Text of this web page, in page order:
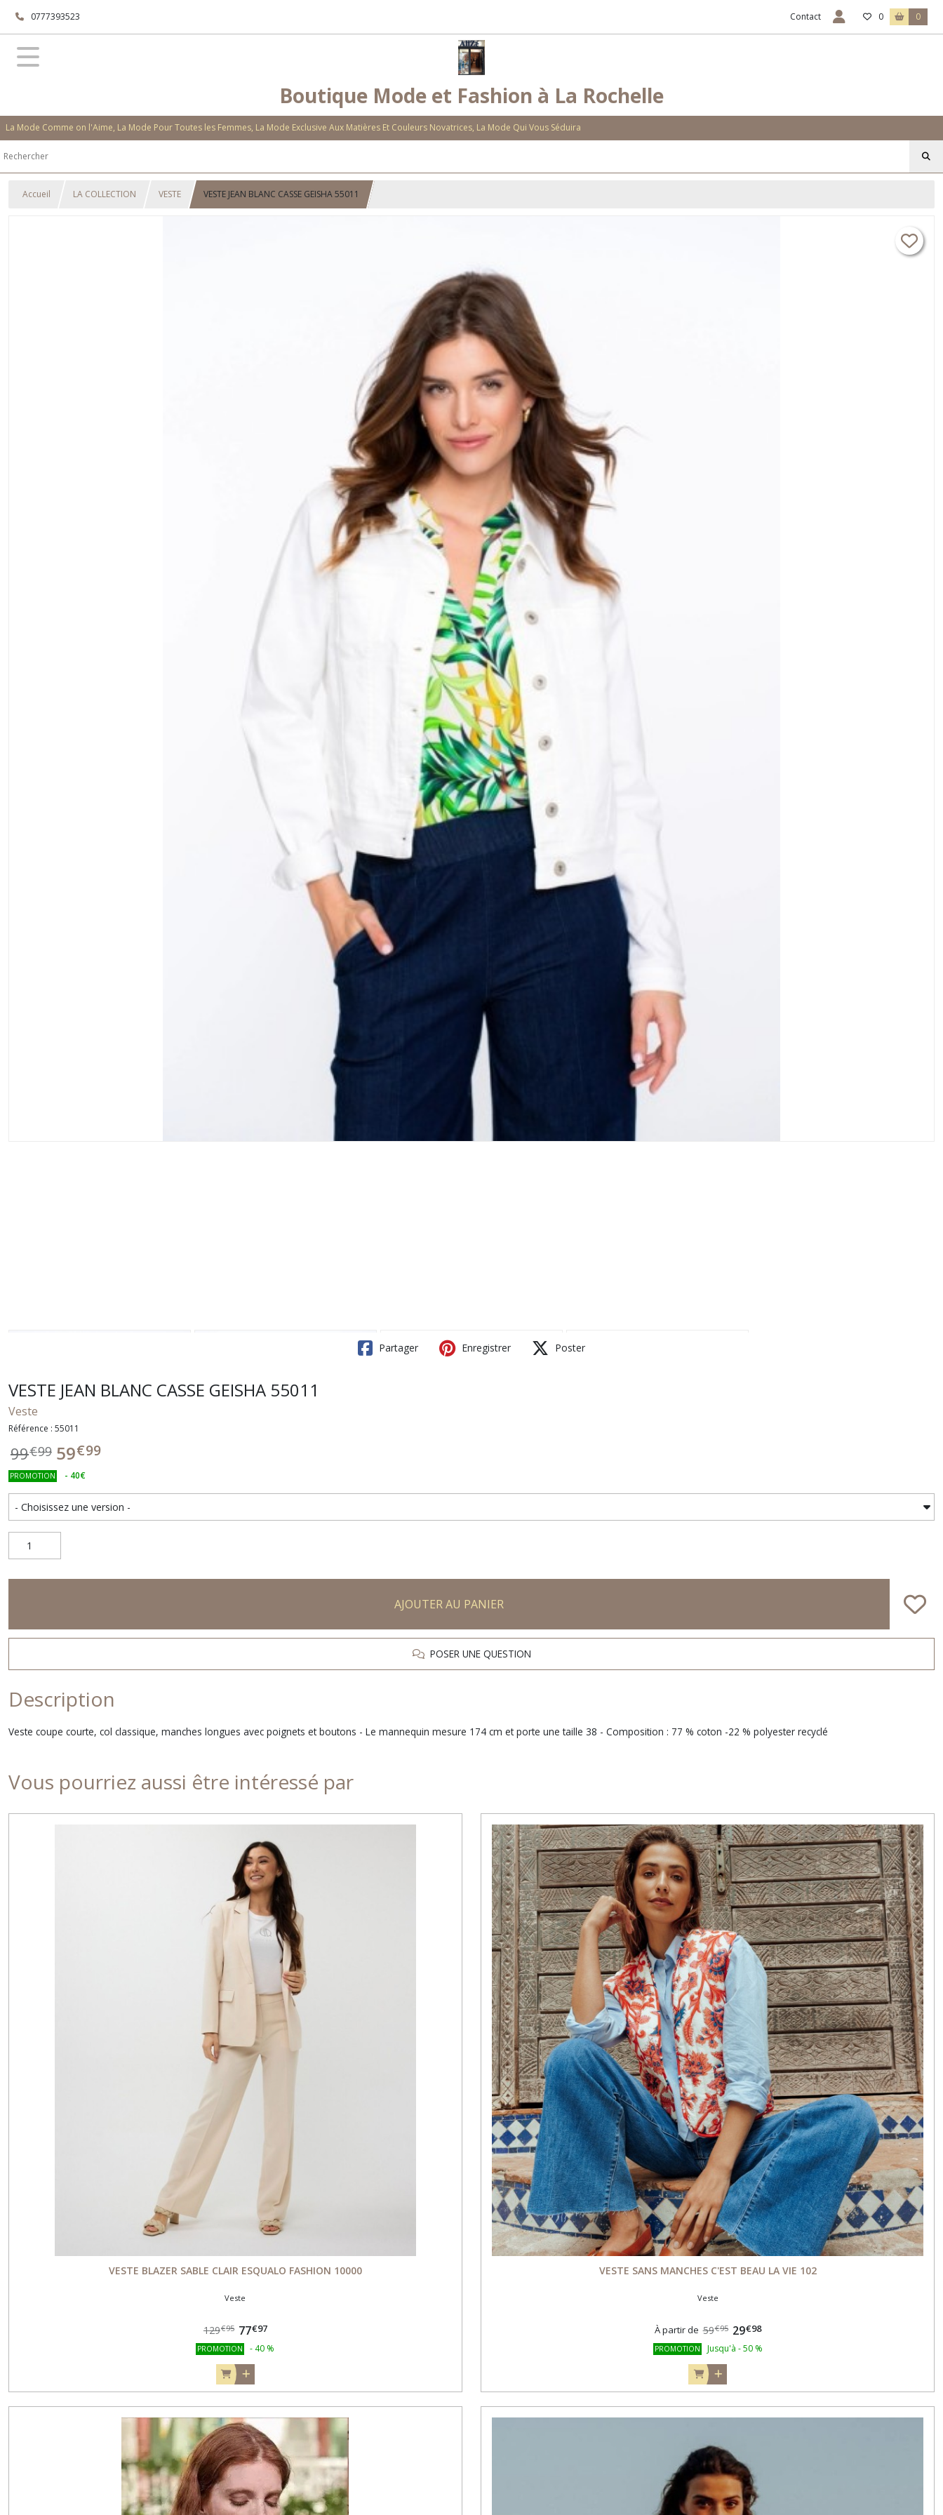
0777393523 Contact 0 0
Boutique Mode et Fashion à La Rochelle
La Mode Comme on l'Aime, La Mode Pour Toutes les Femmes, La Mode Exclusive Aux Matières Et Couleurs Novatrices, La Mode Qui Vous Séduira
Accueil LA COLLECTION VESTE VESTE JEAN BLANC CASSE GEISHA 55011
Partager Enregistrer Poster
VESTE JEAN BLANC CASSE GEISHA 55011
Veste
Référence : 55011
99€99 59€99
PROMOTION - 40€
AJOUTER AU PANIER
POSER UNE QUESTION
Description
Veste coupe courte, col classique, manches longues avec poignets et boutons - Le mannequin mesure 174 cm et porte une taille 38 - Composition : 77 % coton -22 % polyester recyclé
Vous pourriez aussi être intéressé par
VESTE BLAZER SABLE CLAIR ESQUALO FASHION 10000
Veste
129€95 77€97
PROMOTION - 40 %
VESTE SANS MANCHES C'EST BEAU LA VIE 102
Veste
À partir de 59€95 29€98
PROMOTION Jusqu'à - 50 %